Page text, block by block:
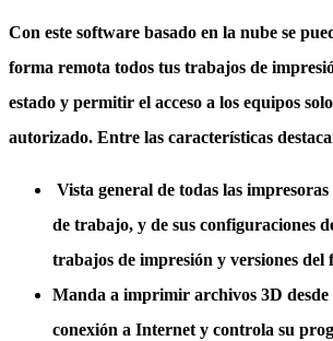
Con este software basado en la nube se
forma remota todos tus trabajos de
estado y permitir el acceso a los equipos
autorizado. Entre las características
Vista general de todas las impresoras
de trabajo, y de sus configuraciones
trabajos de impresión y versiones del
Manda a imprimir archivos 3D
conexión a Internet y controla su